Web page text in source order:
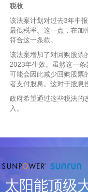
税收
该法案计划对过去3年中
最低税率。这一点，在加
符合这一条款。
该法案增加了对回购股票
2023年生效。虽然这一
可能会因此减少回购股票
者支付股息。这对于股息
政府希望通过这些税法的
入。
太阳能顶级